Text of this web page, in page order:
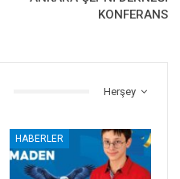
KONFERANS
Herşey
HABERLER